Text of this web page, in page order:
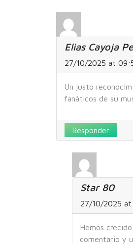
Elias Cayoja
27/10/2025 at
Un justo
fanáticos de su
Responder
Star 80
27/10/2025 at
Hemos
comentario y